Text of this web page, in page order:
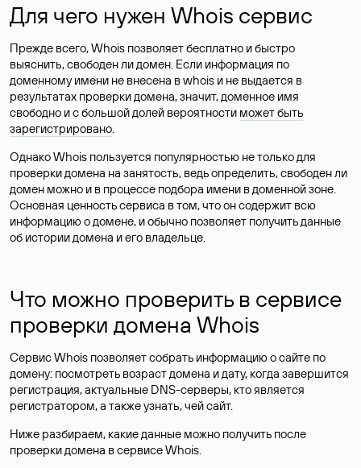
Для чего нужен Whois сервис
Прежде всего, Whois позволяет бесплатно и быстро
выяснить, свободен ли домен. Если информация по
доменному имени не внесена в whois и не выдается в
результатах проверки домена, значит, доменное имя
свободно и с большой долей вероятности может быть
зарегистрировано.
Однако Whois пользуется популярностью не только для
проверки домена на занятость, ведь определить, свободен ли
домен можно и в процессе подбора имени в доменной зоне.
Основная ценность сервиса в том, что он содержит всю
информацию о домене, и обычно позволяет получить данные
об истории домена и его владельце.
Что можно проверить в сервисе
проверки домена Whois
Сервис Whois позволяет собрать информацию о сайте по
домену: посмотреть возраст домена и дату, когда завершится
регистрация, актуальные DNS-серверы, кто является
регистратором, а также узнать, чей сайт.
Ниже разбираем, какие данные можно получить после
проверки домена в сервисе Whois.